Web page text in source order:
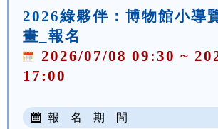
2026綠夥伴：博物館小導
畫_報名
2026/07/08 09:30 ~
17:00
報 名 期 間